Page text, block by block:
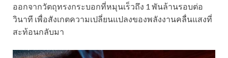
ออกจากวัตถุทรงกระบอกที่หมุนเร็วถึง 1 พันล้านรอบต่อ
วินาที เพื่อสังเกตความเปลี่ยนแปลงของพลังงานคลื่นแสงที่
สะท้อนกลับมา